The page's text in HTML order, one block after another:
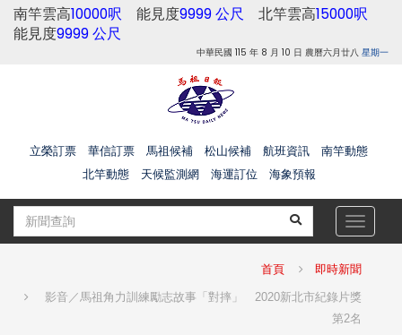
南竿雲高10000呎 能見度9999 公尺 北竿雲高15000呎
能見度9999 公尺
中華民國 115 年 8 月 10 日 農曆六月廿八 星期一
立榮訂票 華信訂票 馬祖候補 松山候補 航班資訊
南竿動態
北竿動態
天候監測網 海運訂位 海象預報
Toggle
首頁 即時新聞
影音／馬祖角力訓練勵志故事「對摔」 2020新北市紀錄片獎
第2名